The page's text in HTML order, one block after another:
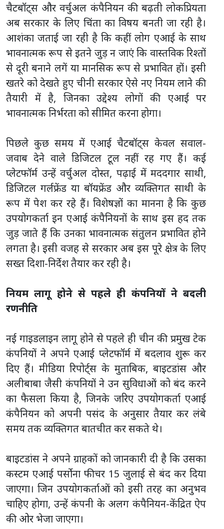
चैटबॉट्स और वर्चुअल कंपैनियन की बढ़ती लोकप्रियता
अब सरकार के लिए चिंता का विषय बनती जा रही है।
आशंका जताई जा रही है कि कहीं लोग एआई के साथ
भावनात्मक रूप से इतने जुड़ न जाएं कि वास्तविक रिश्तों
से दूरी बनाने लगें या मानसिक रूप से प्रभावित हों। इसी
खतरे को देखते हुए चीनी सरकार ऐसे नए नियम लाने की
तैयारी में है, जिनका उद्देश्य लोगों की एआई पर
भावनात्मक निर्भरता को सीमित करना होगा।
पिछले कुछ समय में एआई चैटबॉट्स केवल सवाल-
जवाब देने वाले डिजिटल टूल नहीं रह गए हैं। कई
प्लेटफॉर्म उन्हें वर्चुअल दोस्त, पढ़ाई में मददगार साथी,
डिजिटल गर्लफ्रेंड या बॉयफ्रेंड और व्यक्तिगत साथी के
रूप में पेश कर रहे हैं। विशेषज्ञों का मानना है कि कुछ
उपयोगकर्ता इन एआई कंपैनियनों के साथ इस हद तक
जुड़ जाते हैं कि उनका भावनात्मक संतुलन प्रभावित होने
लगता है। इसी वजह से सरकार अब इस पूरे क्षेत्र के लिए
सख्त दिशा-निर्देश तैयार कर रही है।
नियम लागू होने से पहले ही कंपनियों ने बदली
रणनीति
नई गाइडलाइन लागू होने से पहले ही चीन की प्रमुख टेक
कंपनियों ने अपने एआई प्लेटफॉर्म में बदलाव शुरू कर
दिए हैं। मीडिया रिपोर्ट्स के मुताबिक, बाइटडांस और
अलीबाबा जैसी कंपनियों ने उन सुविधाओं को बंद करने
का फैसला किया है, जिनके जरिए उपयोगकर्ता एआई
कंपैनियन को अपनी पसंद के अनुसार तैयार कर लंबे
समय तक व्यक्तिगत बातचीत कर सकते थे।
बाइटडांस ने अपने ग्राहकों को जानकारी दी है कि उसका
कस्टम एआई पर्सोना फीचर 15 जुलाई से बंद कर दिया
जाएगा। जिन उपयोगकर्ताओं को इसी तरह का अनुभव
चाहिए होगा, उन्हें कंपनी के अलग कंपैनियन-केंद्रित ऐप
की ओर भेजा जाएगा।